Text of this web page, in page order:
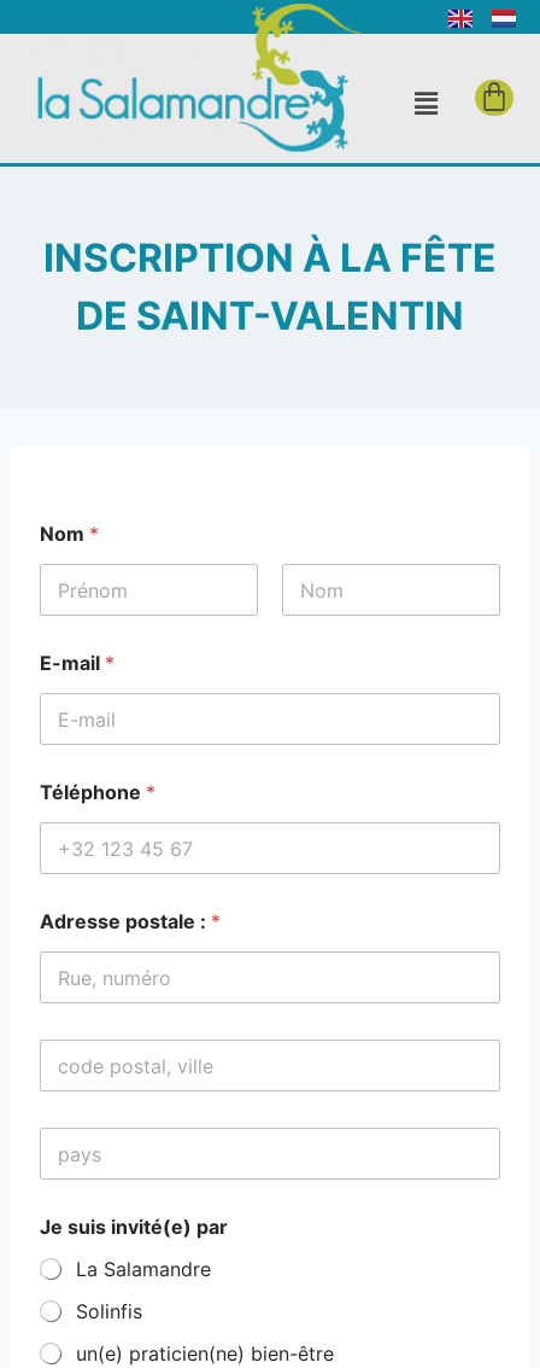
INSCRIPTION À LA FÊTE
DE SAINT-VALENTIN
Nom *
E-mail *
Téléphone *
Adresse postale : *
v
l
p
y
Je suis invité(e) par
La Salamandre
Solinfis
un(e) praticien(ne) bien-être